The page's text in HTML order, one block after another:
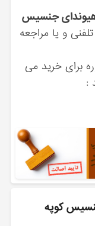
جنسیس
و یا مراجعه
برای خرید می
:
کوپه